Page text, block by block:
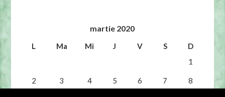
martie 2020
L Ma Mi J V S
D
1
2 3 4 5 6 7 8